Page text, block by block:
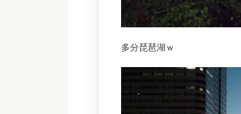
多分琵琶湖ｗ